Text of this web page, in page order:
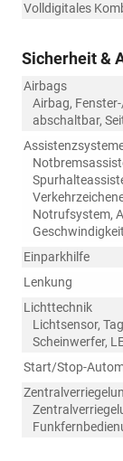
Volldigitales
Sicherheit &
Airbags
Airbag,
abschaltbar,
Notrufsystem,
Einparkhilfe
Lenkung
Lichttechnik
Lichtsensor,
Scheinwerfer,
Start/Stop-